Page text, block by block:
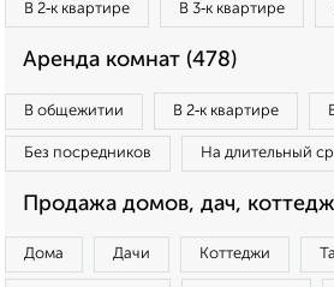
В 2‑к квартире В 3‑к квартире
Аренда комнат (478)
В общежитии В 2‑к квартире
Без посредников На длительный
Продажа домов, дач,
Дома Дачи Коттеджи